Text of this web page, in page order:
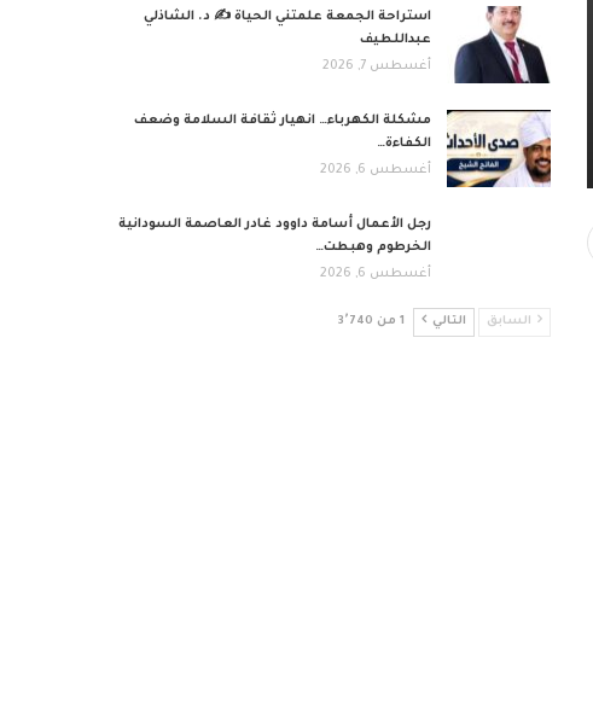
استراحة الجمعة علمتني الحياة ✍️ د. الشاذلي
عبداللطيف
أغسطس 7, 2026
مشكلة الكهرباء… انهيار ثقافة السلامة وضعف
الكفاءة…
أغسطس 6, 2026
رجل الأعمال أسامة داوود غادر العاصمة السودانية
الخرطوم وهبطت…
أغسطس 6, 2026
السابق التالي 1 من 3٬740